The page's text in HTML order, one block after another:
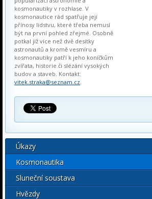
kosmonautiky v rozhlase. V
kosmonautice rád spatřuje její
přínosy lidstvu, které třeba nemusí
být na první pohled zřejmé. Osobně
potkal již více než dvě desítky
astronautů a kromě vesmíru a
kosmonautiky patří k jeho koníčkům
zvířata, historie či slézání vysokých
budov a staveb. Kontakt:
vitek.straka@seznam.cz.
Úkazy
Kosmonautika
Sluneční soustava
Hvězdy